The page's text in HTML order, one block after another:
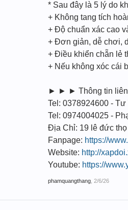
* Sau đây là 5 lý do
+ Không tang tích
+ Độ chuẩn xác cao
+ Đơn giản, dễ chơi,
+ Điều khiển chẵn lẻ
+ Nếu không xóc cái
► ► ► Thông tin
Tel: 0378924600 - Tư
Tel: 0974004025 -
Địa Chỉ: 19 lê đức
Fanpage: https://
Website: http://
Youtube: https://
phamquangthang 2/6/26